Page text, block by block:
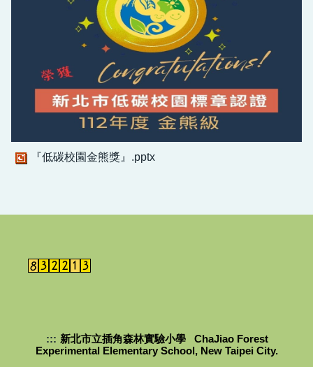
『低碳校園金熊獎』.pptx
::: 新北市立插角森林實驗小學 ChaJiao Forest
Experimental Elementary School, New Taipei City.